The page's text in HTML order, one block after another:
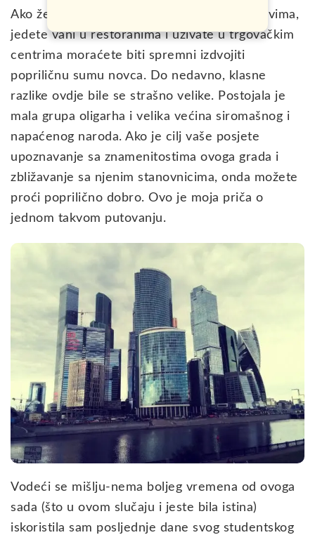
Ako želite u Moskvi da se provodite u klubovima,
jedete vani u restoranima i uživate u trgovačkim
centrima moraćete biti spremni izdvojiti
popriličnu sumu novca. Do nedavno, klasne
razlike ovdje bile se strašno velike. Postojala je
mala grupa oligarha i velika većina siromašnog i
napaćenog naroda. Ako je cilj vaše posjete
upoznavanje sa znamenitostima ovoga grada i
zbližavanje sa njenim stanovnicima, onda možete
proći poprilično dobro. Ovo je moja priča o
jednom takvom putovanju.
Vodeći se mišlju-nema boljeg vremena od ovoga
sada (što u ovom slučaju i jeste bila istina)
iskoristila sam posljednje dane svog studentskog